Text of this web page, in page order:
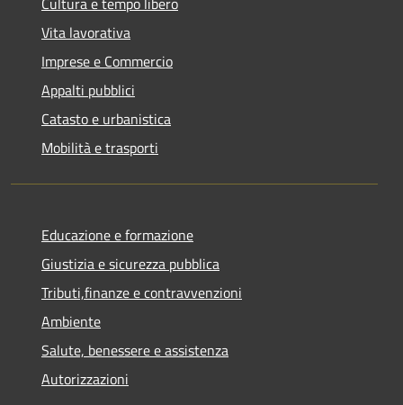
Vita lavorativa
Imprese e Commercio
Appalti pubblici
Catasto e urbanistica
Mobilità e trasporti
Educazione e formazione
Giustizia e sicurezza pubblica
Tributi,finanze e contravvenzioni
Ambiente
Salute, benessere e assistenza
Autorizzazioni